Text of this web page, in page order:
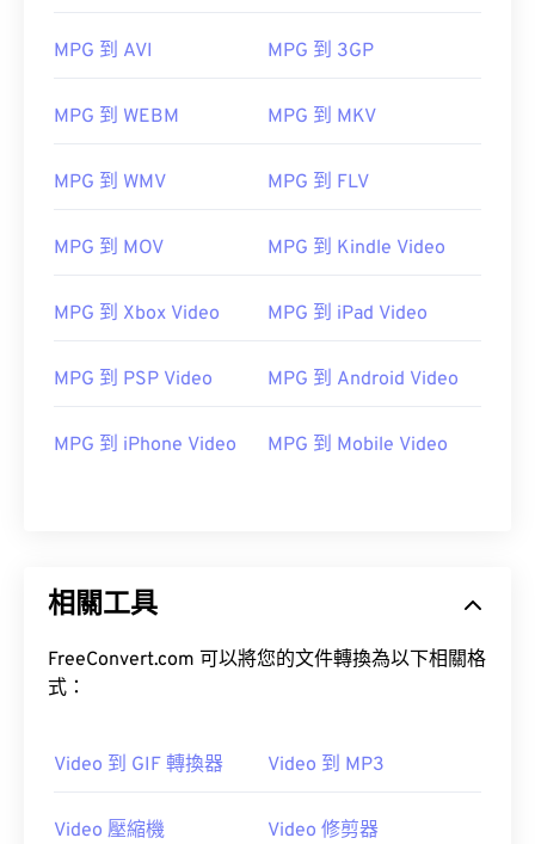
器
首次發布：1988
https://en.wikipedia.org/wiki/MPEG-1
MPG 到 AVI MPG 到 3GP
MPG 到 WEBM MPG 到 MKV
MPG 到 WMV MPG 到 FLV
MPG 到 MOV MPG 到 Kindle Video
MPG 到 Xbox Video MPG 到 iPad Video
MPG 到 PSP Video MPG 到 Android Video
MPG 到 iPhone Video MPG 到 Mobile Video
相關工具
FreeConvert.com 可以將您的文件轉換為以下相關格
式：
Video 到 GIF 轉換器 Video 到 MP3
Video 壓縮機 Video 修剪器